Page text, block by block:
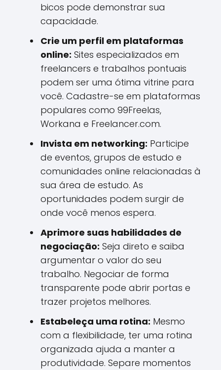
bicos pode demonstrar sua
capacidade.
Crie um perfil em plataformas
online: Sites especializados em
freelancers e trabalhos pontuais
podem ser uma ótima vitrine para
você. Cadastre-se em plataformas
populares como 99Freelas,
Workana e Freelancer.com.
Invista em networking: Participe
de eventos, grupos de estudo e
comunidades online relacionadas à
sua área de estudo. As
oportunidades podem surgir de
onde você menos espera.
Aprimore suas habilidades de
negociação: Seja direto e saiba
argumentar o valor do seu
trabalho. Negociar de forma
transparente pode abrir portas e
trazer projetos melhores.
Estabeleça uma rotina: Mesmo
com a flexibilidade, ter uma rotina
organizada ajuda a manter a
produtividade. Separe momentos